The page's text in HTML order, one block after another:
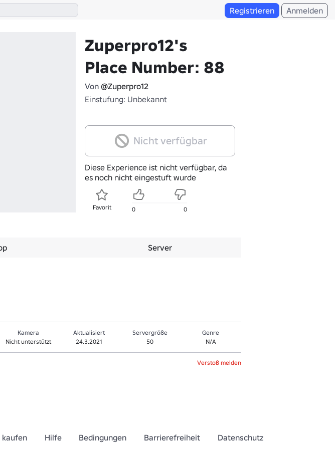
Registrieren Anmelden
Zuperpro12's
Place Number: 88
Von @Zuperpro12
Einstufung: Unbekannt
Nicht verfügbar
Diese Experience ist nicht verfügbar, da
es noch nicht eingestuft wurde
Favorit 0 0
Server
Kamera
Nicht unterstützt
Aktualisiert
24.3.2021
Servergröße
50
Genre
N/A
Verstoß melden
kaufen Hilfe Bedingungen Barrierefreiheit Datenschutz